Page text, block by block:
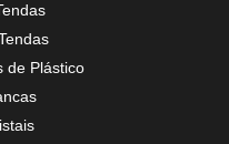
de Plástico